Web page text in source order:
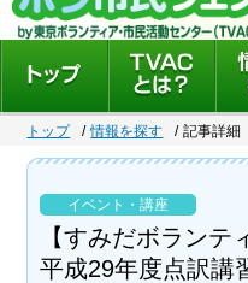
トップ 情報を探す 記事詳細
イベント・講座
【すみだボランテ
平成29年度点訳